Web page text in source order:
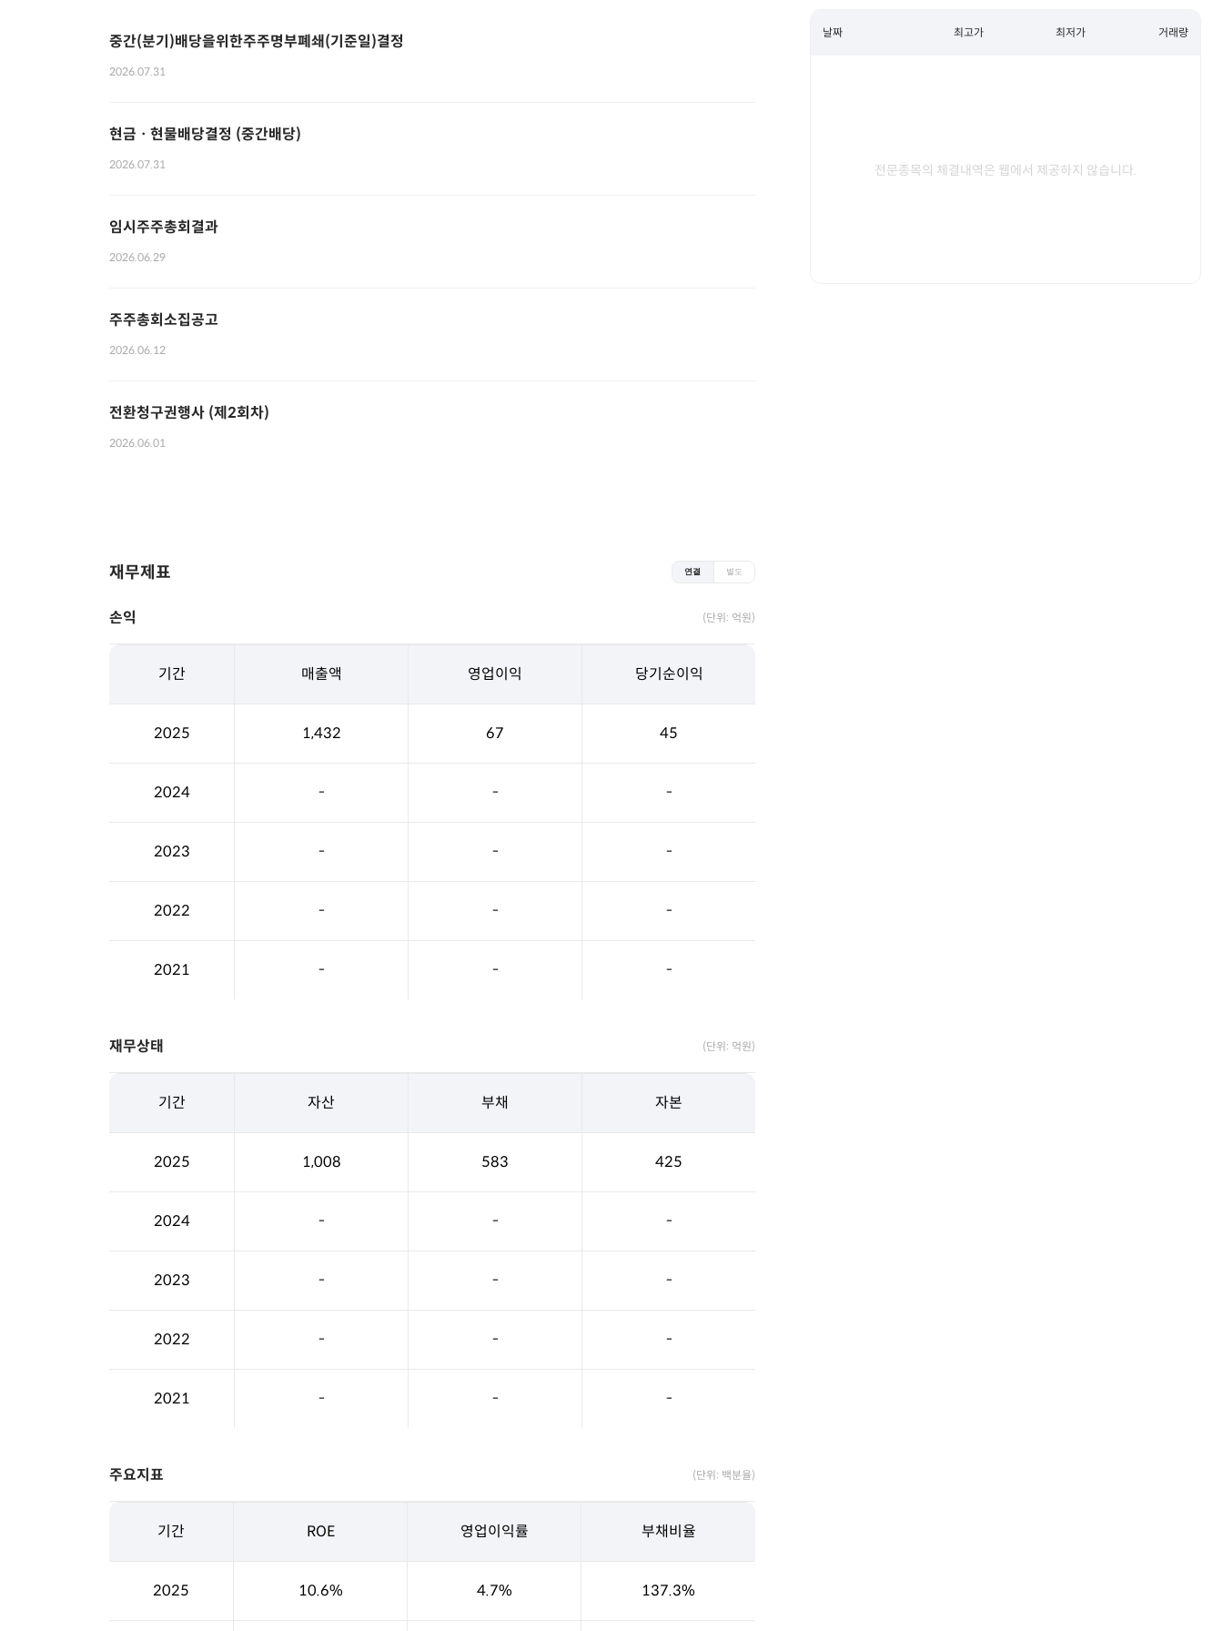
중간(분기)배당을위한주주명부폐쇄(기준일)결정
2026.07.31
현금ㆍ현물배당결정 (중간배당)
2026.07.31
임시주주총회결과
2026.06.29
주주총회소집공고
2026.06.12
전환청구권행사 (제2회차)
2026.06.01
재무제표 연결 별도
손익 (단위: 억원)
기간 매출액 영업이익 당기순이익
2025 1,432 67 45
2024 - - -
2023 - - -
2022 - - -
2021 - - -
재무상태 (단위: 억원)
기간 자산 부채 자본
2025 1,008 583 425
2024 - - -
2023 - - -
2022 - - -
2021 - - -
주요지표 (단위: 백분율)
기간 ROE 영업이익률 부채비율
2025 10.6% 4.7% 137.3%
날짜 최고가 최저가 거래량
전문종목의 체결내역은 웹에서 제공하지 않습니다.